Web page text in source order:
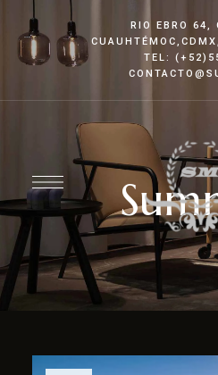
RIO EBRO 64,
CUAUHTÉMOC,CDMX
TEL: